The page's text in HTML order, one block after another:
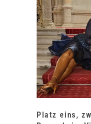
Platz eins,